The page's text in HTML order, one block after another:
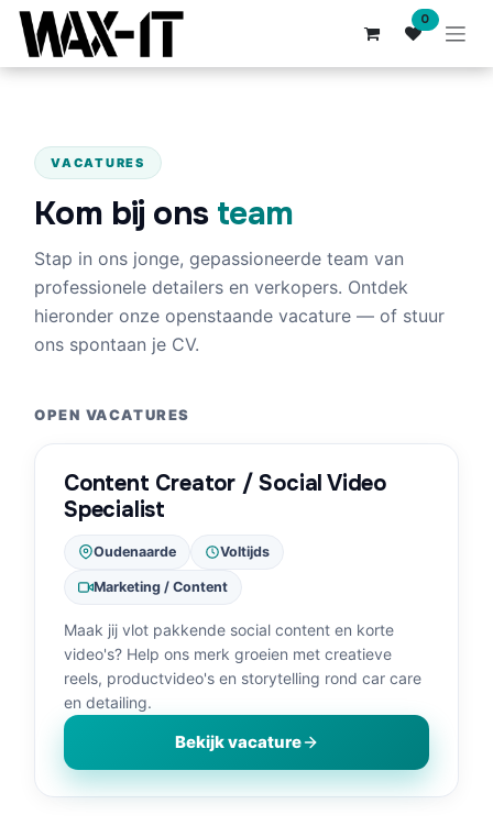
Overslaan naar inhoud 0
VACATURES
Kom bij ons team
Stap in ons jonge, gepassioneerde team van
professionele detailers en verkopers. Ontdek
hieronder onze openstaande vacature — of stuur
ons spontaan je CV.
OPEN VACATURES
Content Creator / Social Video
Specialist
Oudenaarde Voltijds
Marketing / Content
Maak jij vlot pakkende social content en korte
video's? Help ons merk groeien met creatieve
reels, productvideo's en storytelling rond car care
en detailing.
Bekijk vacature